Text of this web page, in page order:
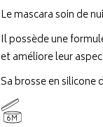
Le mascara soin de
Il possède une
et améliore leur
Sa brosse en silicone
6M